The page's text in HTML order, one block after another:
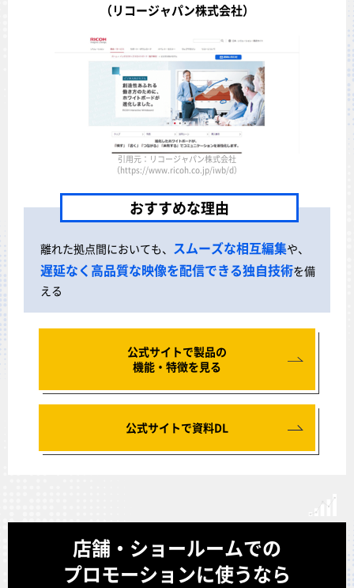
（リコージャパン株式会社）
引用元：リコージャパン株式会社
（https://www.ricoh.co.jp/iwb/d）
おすすめな理由
離れた拠点間においても、 スムーズな相互編集や、
遅延なく高品質な映像を配信できる独自技術を備
える
公式サイトで製品の
機能・特徴を見る
公式サイトで資料DL
店舗・ショールームでの
プロモーションに使うなら